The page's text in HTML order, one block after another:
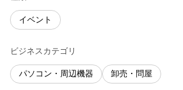
イベント
ビジネスカテゴリ
パソコン・周辺機器 卸売・問屋